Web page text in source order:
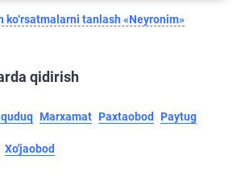
ko‘rsatmalarni tanlash «Neyronim»
qidirish
Marxamat Paxtaobod Paytug
Xo'jaobod